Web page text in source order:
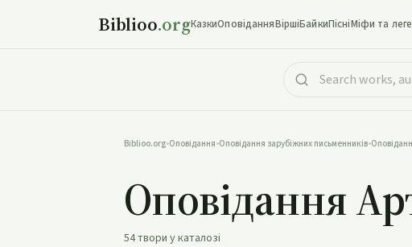
Biblioo.orgКазкиОповіданняВіршіБайкиПісніМіфи та
Biblioo.org•Оповідання•Оповідання зарубіжних письменників•
Оповідання
54 твори у каталозі